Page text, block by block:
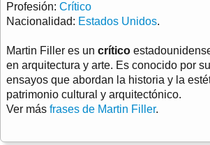
Profesión: Crítico
Nacionalidad: Estados Unidos.
Martin Filler es un crítico
en arquitectura y arte. Es conocido por
ensayos que abordan la historia y la
patrimonio cultural y arquitectónico.
Ver más frases de Martin Filler.